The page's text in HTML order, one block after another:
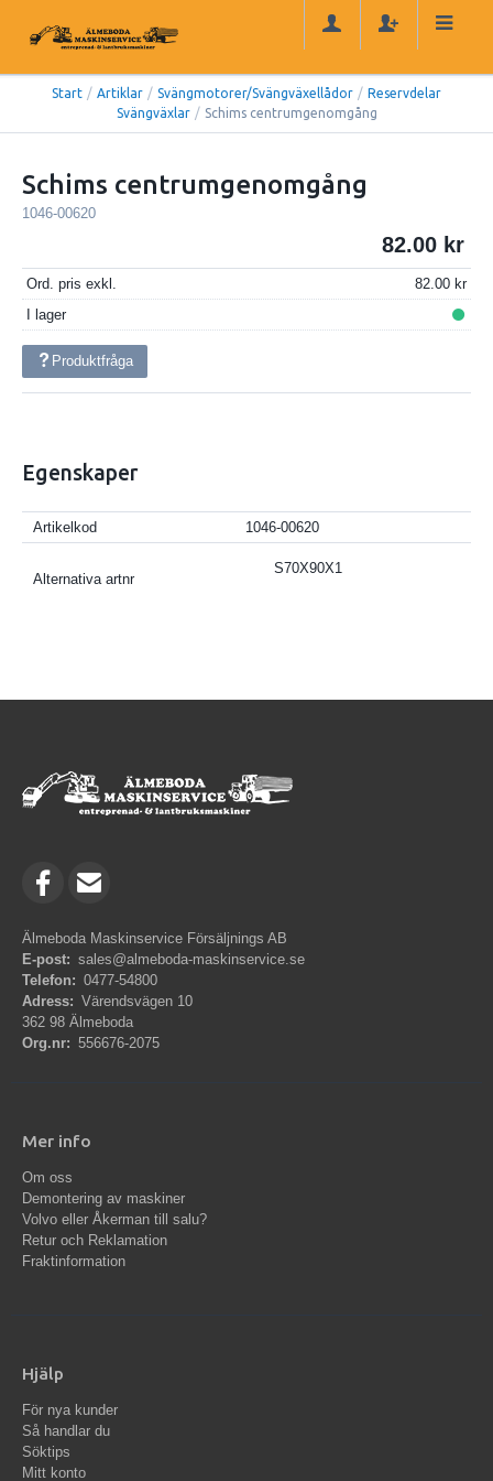
Start / Artiklar / Svängmotorer/Svängväxellådor / Reservdelar
Svängväxlar / Schims centrumgenomgång
Schims centrumgenomgång
1046-00620
82.00
Ord. pris exkl.
82.00
I lager
Produktfråga
Egenskaper
Artikelkod 1046-00620
Alternativa artnr
S70X90X1
Älmeboda Maskinservice Försäljnings AB
E-post: sales@almeboda-maskinservice.se
Telefon: 0477-54800
Adress: Värendsvägen 10
362 98 Älmeboda
Org.nr: 556676-2075
Mer info
Om oss
Demontering av maskiner
Volvo eller Åkerman till salu?
Retur och Reklamation
Fraktinformation
Hjälp
För nya kunder
Så handlar du
Söktips
Mitt konto